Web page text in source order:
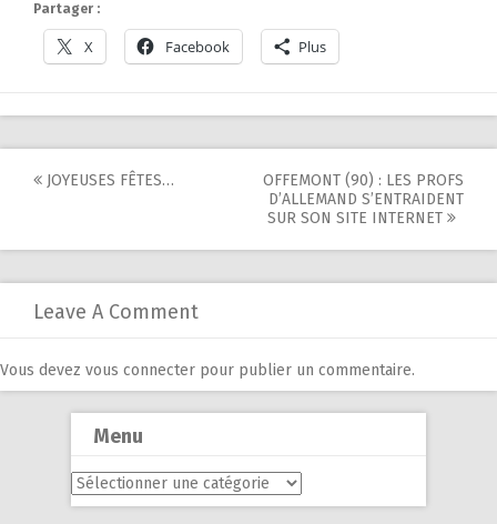
Partager :
X Facebook Plus
Post
JOYEUSES FÊTES…
OFFEMONT (90) : LES PROFS
D’ALLEMAND S’ENTRAIDENT
SUR SON SITE INTERNET
Leave A Comment
Vous devez vous connecter pour publier un commentaire.
Menu
Menu